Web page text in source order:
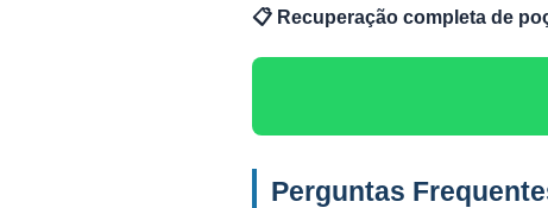
📋 Recuperação completa de
Perguntas